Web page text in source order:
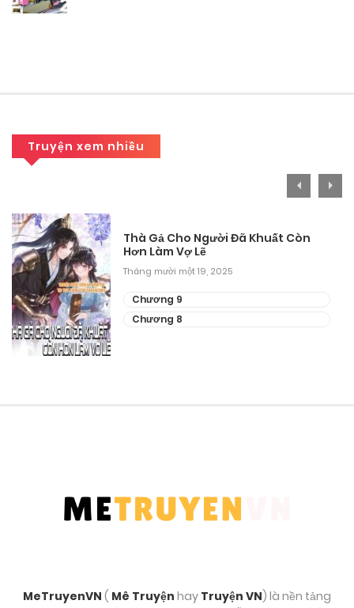
Truyện xem nhiều
Thà Gả Cho Người Đã Khuất Còn
Hơn Làm Vợ Lẽ
Tháng mười một 19, 2025
Chương 9
Chương 8
MeTruyenVN ( Mê Truyện hay Truyện VN) là nền tảng